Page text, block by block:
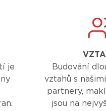
je
Budování
vztahů s
partnery,
jsou na